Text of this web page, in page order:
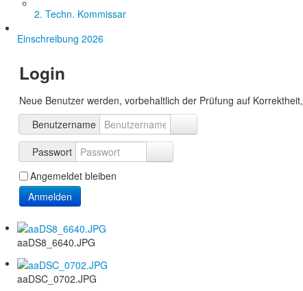
2. Techn. Kommissar
Einschreibung 2026
Login
Neue Benutzer werden, vorbehaltlich der Prüfung auf
Benutzername
Passwort
Angemeldet bleiben
Anmelden
aaDS8_6640.JPG
aaDSC_0702.JPG